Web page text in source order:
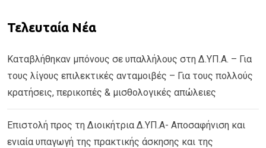
Τελευταία Νέα
Καταβλήθηκαν μπόνους σε υπαλλήλους στη Δ.ΥΠ.Α. – Για
τους λίγους επιλεκτικές ανταμοιβές – Για τους πολλούς
κρατήσεις, περικοπές & μισθολογικές απώλειες
Επιστολή προς τη Διοικήτρια Δ.ΥΠ.Α- Αποσαφήνιση και
ενιαία υπαγωγή της πρακτικής άσκησης και της